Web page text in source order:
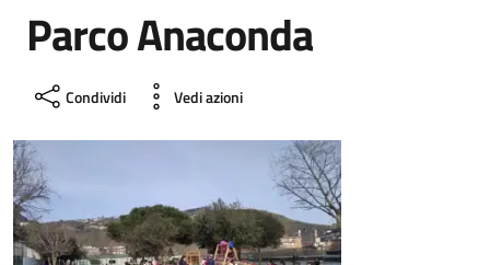
Parco Anaconda
Condividi Vedi azioni